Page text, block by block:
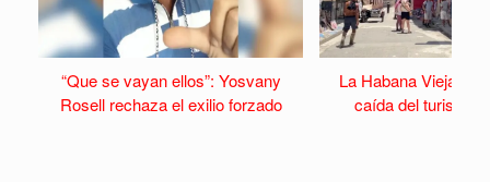
“Que se vayan ellos”: Yosvany
Rosell rechaza el exilio forzado
La Habana Vieja se
caída del turismo